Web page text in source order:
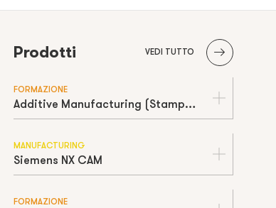
Prodotti VEDI TUTTO
FORMAZIONE
Additive Manufacturing (Stampa 3D Industriale): Cos'è, Tecnologie e Vantaggi
MANUFACTURING
Siemens NX CAM
FORMAZIONE